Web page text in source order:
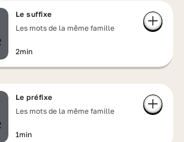
Le suffixe
Les mots de la même famille
2min
Le préfixe
Les mots de la même famille
1min